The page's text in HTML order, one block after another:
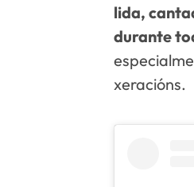
lida,
durante
xeracións.